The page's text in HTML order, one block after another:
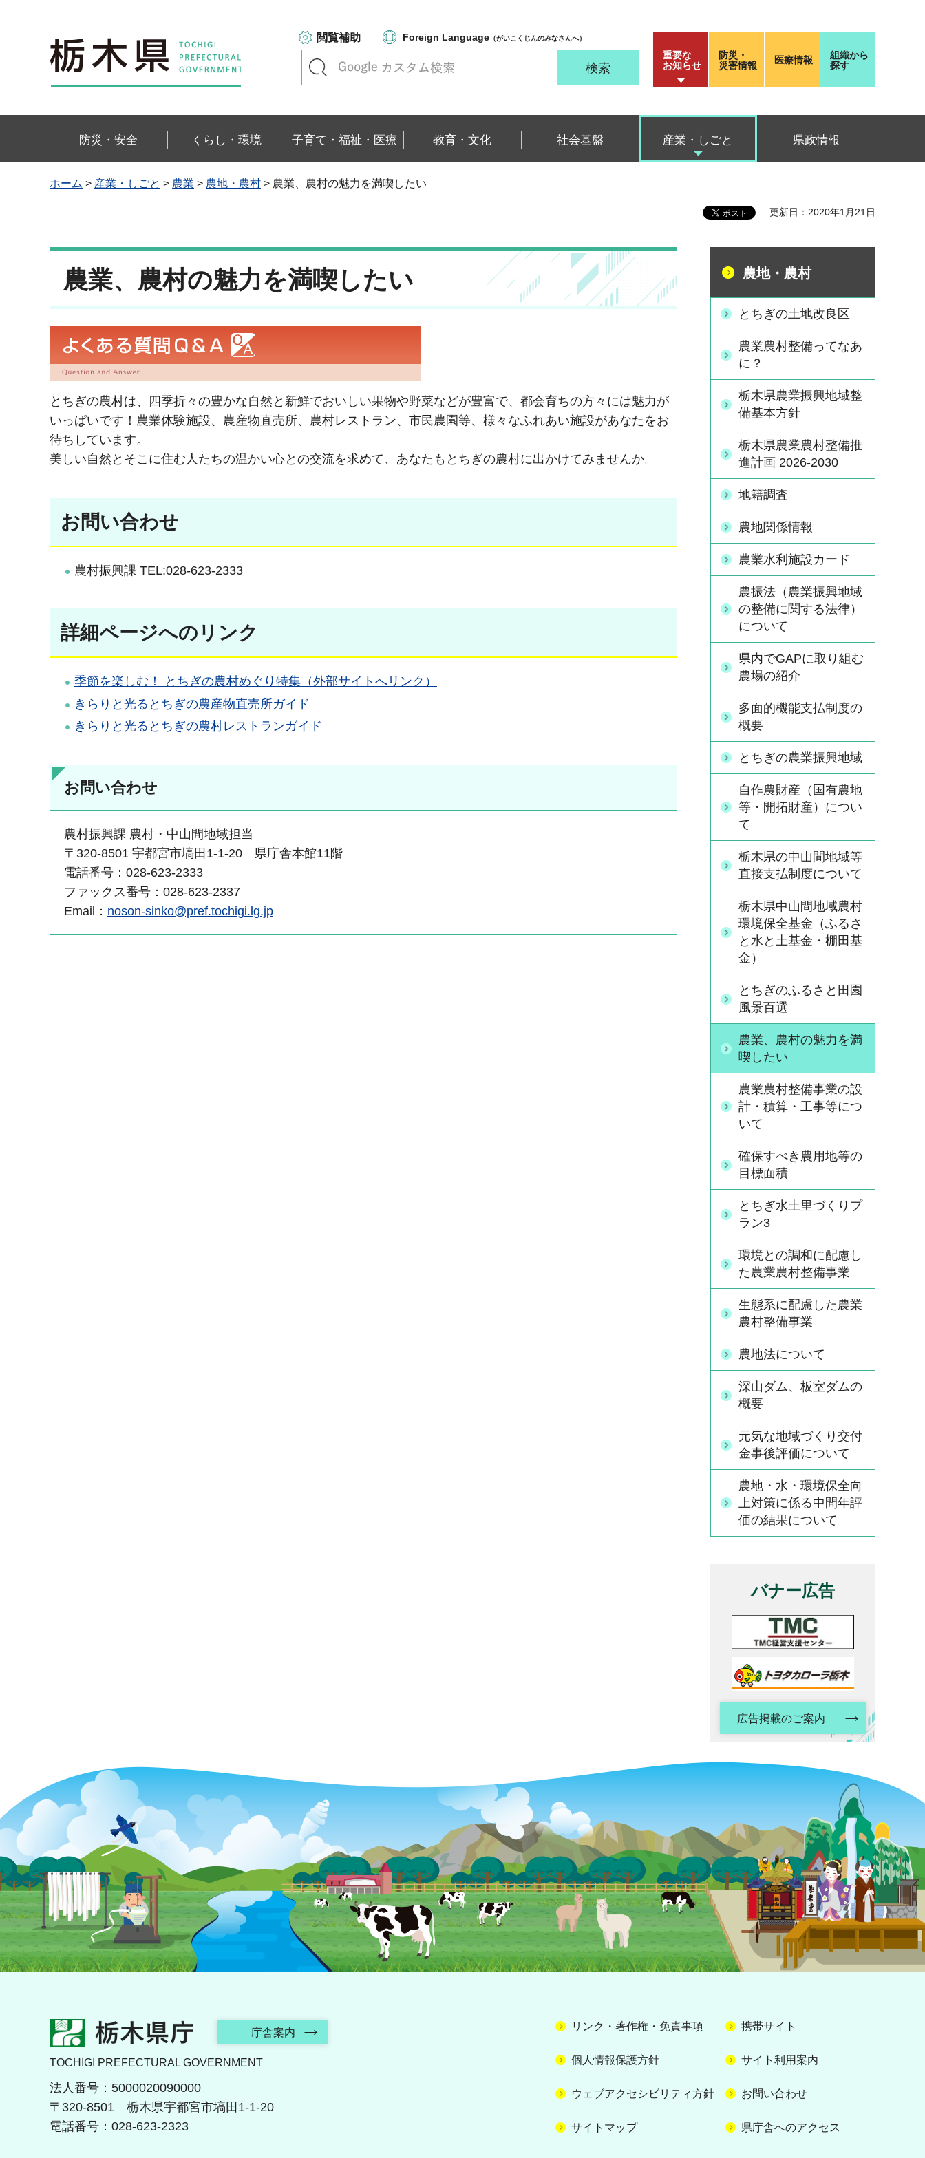
栃木県
閲覧補助 Foreign Language （がいこくじんのみなさんへ）
重要な
お知らせ
防災・
災害情報
医療情報
組織から
探す
防災・安全 くらし・環境 子育て・福祉・医療 教育・文化 社会基盤 産業・しごと 県政情報
ホーム > 産業・しごと > 農業 > 農地・農村 > 農業、農村の魅力を満喫したい
更新日：2020年1月21日
農業、農村の魅力を満喫したい
とちぎの農村は、四季折々の豊かな自然と新鮮でおいしい果物や野菜などが豊富で、都会育ちの方々には魅力が
いっぱいです！農業体験施設、農産物直売所、農村レストラン、市民農園等、様々なふれあい施設があなたをお
待ちしています。
美しい自然とそこに住む人たちの温かい心との交流を求めて、あなたもとちぎの農村に出かけてみませんか。
お問い合わせ
農村振興課 TEL:028-623-2333
詳細ページへのリンク
季節を楽しむ！ とちぎの農村めぐり特集（外部サイトへリンク）
きらりと光るとちぎの農産物直売所ガイド
きらりと光るとちぎの農村レストランガイド
お問い合わせ
農村振興課 農村・中山間地域担当
〒320-8501 宇都宮市塙田1-1-20 県庁舎本館11階
電話番号：028-623-2333
ファックス番号：028-623-2337
Email： noson-sinko@pref.tochigi.lg.jp
農地・農村
とちぎの土地改良区
農業農村整備ってなあ
に？
栃木県農業振興地域整
備基本方針
栃木県農業農村整備推
進計画 2026-2030
地籍調査
農地関係情報
農業水利施設カード
農振法（農業振興地域
の整備に関する法律）
について
県内でGAPに取り組む
農場の紹介
多面的機能支払制度の
概要
とちぎの農業振興地域
自作農財産（国有農地
等・開拓財産）につい
て
栃木県の中山間地域等
直接支払制度について
栃木県中山間地域農村
環境保全基金（ふるさ
と水と土基金・棚田基
金）
とちぎのふるさと田園
風景百選
農業、農村の魅力を満
喫したい
農業農村整備事業の設
計・積算・工事等につ
いて
確保すべき農用地等の
目標面積
とちぎ水土里づくりプ
ラン3
環境との調和に配慮し
た農業農村整備事業
生態系に配慮した農業
農村整備事業
農地法について
深山ダム、板室ダムの
概要
元気な地域づくり交付
金事後評価について
農地・水・環境保全向
上対策に係る中間年評
価の結果について
バナー広告
広告掲載のご案内
栃木県庁 庁舎案内
TOCHIGI PREFECTURAL GOVERNMENT
法人番号：5000020090000
〒320-8501 栃木県宇都宮市塙田1-1-20
電話番号：028-623-2323
リンク・著作権・免責事項 携帯サイト
個人情報保護方針 サイト利用案内
ウェブアクセシビリティ方針 お問い合わせ
サイトマップ 県庁舎へのアクセス